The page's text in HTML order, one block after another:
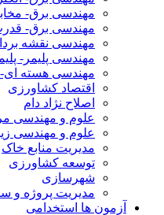
مهندسی برق-
مهندسی برق-
مهندسی نقشه
مهندسی پلیمر-
مهندسی هسته ای-
اقتصاد کشاورزی
اصلاح نژاد دام
علوم و مهندسی
علوم و مهندسی
مدیریت منابع خاک
توسعه کشاورزی
شهرسازی
مدیریت پروژه و
آزمون ها استخدامی